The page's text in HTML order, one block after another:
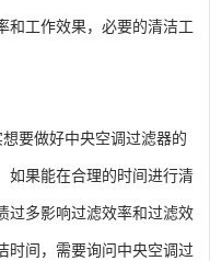
和工作效果，必要的清洁工
要做好中央空调过滤器的
如果能在合理的时间进行清
过多影响过滤效率和过滤效
时间，需要询问中央空调过